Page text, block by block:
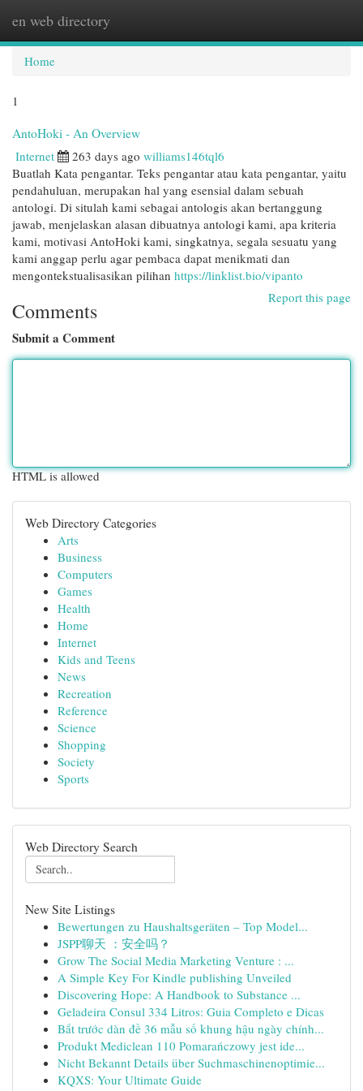
en web directory
Home
1
AntoHoki - An Overview
Internet 263 days ago williams146tql6
Buatlah Kata pengantar. Teks pengantar atau kata pengantar, yaitu
pendahuluan, merupakan hal yang esensial dalam sebuah
antologi. Di situlah kami sebagai antologis akan bertanggung
jawab, menjelaskan alasan dibuatnya antologi kami, apa kriteria
kami, motivasi AntoHoki kami, singkatnya, segala sesuatu yang
kami anggap perlu agar pembaca dapat menikmati dan
mengontekstualisasikan pilihan https://linklist.bio/vipanto
Report this page
Comments
Submit a Comment
HTML is allowed
Web Directory Categories
Arts
Business
Computers
Games
Health
Home
Internet
Kids and Teens
News
Recreation
Reference
Science
Shopping
Society
Sports
Web Directory Search
New Site Listings
Bewertungen zu Haushaltsgeräten – Top Model...
JSPP聊天 ：安全吗？
Grow The Social Media Marketing Venture : ...
A Simple Key For Kindle publishing Unveiled
Discovering Hope: A Handbook to Substance ...
Geladeira Consul 334 Litros: Guia Completo e Dicas
Bắt trước dàn đề 36 mẫu số khung hậu ngày chính...
Produkt Mediclean 110 Pomarańczowy jest ide...
Nicht Bekannt Details über Suchmaschinenoptimie...
KQXS: Your Ultimate Guide